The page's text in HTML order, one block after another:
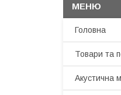
Головна
Товари та
Акустична